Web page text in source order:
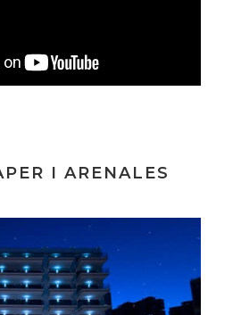
I ARENALES